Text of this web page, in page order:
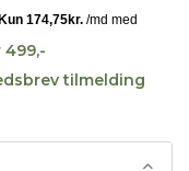
tilmelding